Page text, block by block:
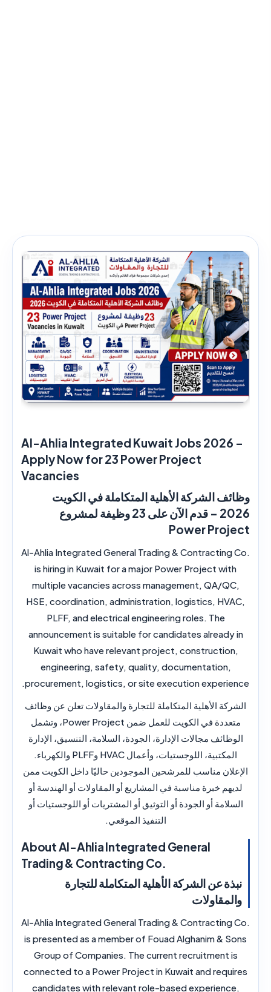
Al-Ahlia Integrated Kuwait Jobs 2026 –
Apply Now for 23 Power Project
Vacancies
وظائف الشركة الأهلية المتكاملة في الكويت
2026 – قدم الآن على 23 وظيفة لمشروع
Power Project
Al-Ahlia Integrated General Trading & Contracting Co.
is hiring in Kuwait for a major Power Project with
multiple vacancies across management, QA/QC,
HSE, coordination, administration, logistics, HVAC,
PLFF, and electrical engineering roles. The
announcement is suitable for candidates already in
Kuwait who have relevant project, construction,
engineering, safety, quality, documentation,
procurement, logistics, or site execution experience.
الشركة الأهلية المتكاملة للتجارة والمقاولات تعلن عن وظائف
متعددة في الكويت للعمل ضمن Power Project، وتشمل
الوظائف مجالات الإدارة، الجودة، السلامة، التنسيق، الإدارة
المكتبية، اللوجستيات، وأعمال HVAC وPLFF والكهرباء.
الإعلان مناسب للمرشحين الموجودين حاليًا داخل الكويت ممن
لديهم خبرة مناسبة في المشاريع أو المقاولات أو الهندسة أو
السلامة أو الجودة أو التوثيق أو المشتريات أو اللوجستيات أو
التنفيذ الموقعي.
About Al-Ahlia Integrated General
Trading & Contracting Co.
نبذة عن الشركة الأهلية المتكاملة للتجارة
والمقاولات
Al-Ahlia Integrated General Trading & Contracting Co.
is presented as a member of Fouad Alghanim & Sons
Group of Companies. The current recruitment is
connected to a Power Project in Kuwait and requires
candidates with relevant role-based experience,